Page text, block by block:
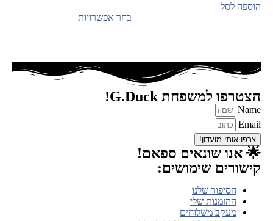
הוספה לסל
בחר אפשרויות
הצטרפו למשפחת G.Duck!
Name
Email
צרפו אותי מועדון!
🌟 אנו שונאים ספאם!
קישורים שימושים:
הסיפור שלנו
ההזמנות שלי
מעקב משלוחים